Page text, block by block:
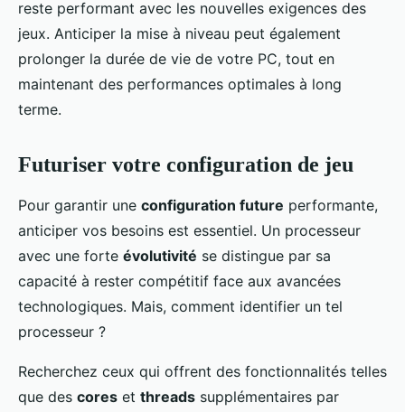
reste performant avec les nouvelles exigences des
jeux. Anticiper la mise à niveau peut également
prolonger la durée de vie de votre PC, tout en
maintenant des performances optimales à long
terme.
Futuriser votre configuration de jeu
Pour garantir une configuration future performante,
anticiper vos besoins est essentiel. Un processeur
avec une forte évolutivité se distingue par sa
capacité à rester compétitif face aux avancées
technologiques. Mais, comment identifier un tel
processeur ?
Recherchez ceux qui offrent des fonctionnalités telles
que des cores et threads supplémentaires par